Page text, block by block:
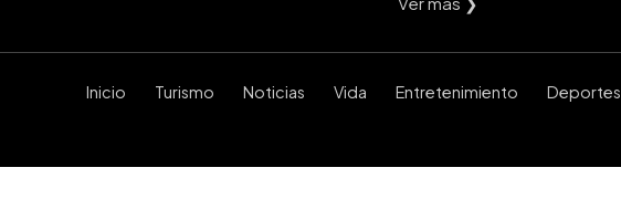
Inicio Turismo Noticias Vida Entretenimiento Deportes